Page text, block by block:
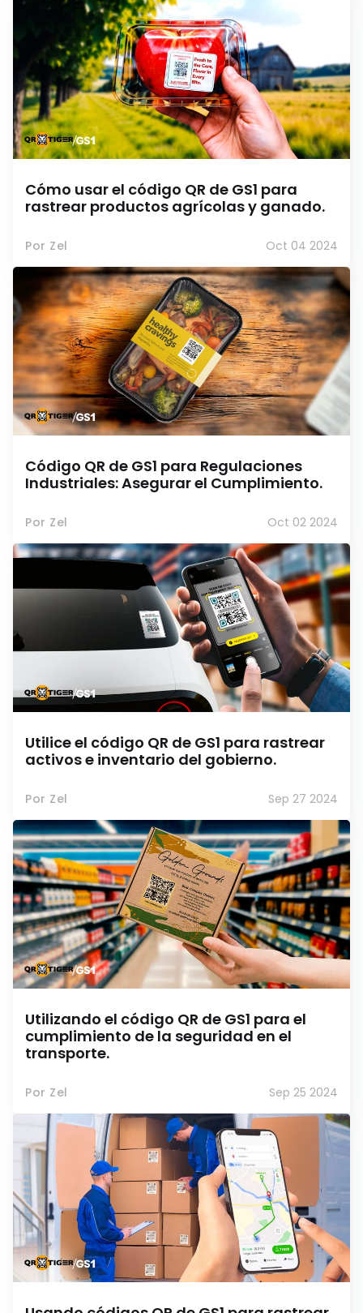
Cómo usar el código QR de GS1 para
rastrear productos agrícolas y ganado.
Por Zel Oct 04 2024
Código QR de GS1 para Regulaciones
Industriales: Asegurar el Cumplimiento.
Por Zel Oct 02 2024
Utilice el código QR de GS1 para rastrear
activos e inventario del gobierno.
Por Zel Sep 27 2024
Utilizando el código QR de GS1 para el
cumplimiento de la seguridad en el
transporte.
Por Zel Sep 25 2024